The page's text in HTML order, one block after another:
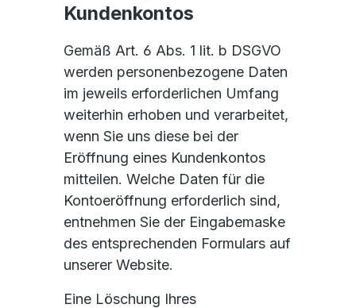
Kundenkontos
Gemäß Art. 6 Abs. 1 lit. b DSGVO
werden personenbezogene Daten
im jeweils erforderlichen Umfang
weiterhin erhoben und verarbeitet,
wenn Sie uns diese bei der
Eröffnung eines Kundenkontos
mitteilen. Welche Daten für die
Kontoeröffnung erforderlich sind,
entnehmen Sie der Eingabemaske
des entsprechenden Formulars auf
unserer Website.
Eine Löschung Ihres